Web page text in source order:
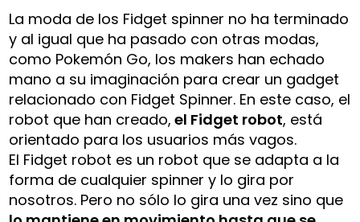
La moda de los Fidget spinner no ha terminado
y al igual que ha pasado con otras modas,
como Pokemón Go, los makers han echado
mano a su imaginación para crear un gadget
relacionado con Fidget Spinner. En este caso, el
robot que han creado, el Fidget robot, está
orientado para los usuarios más vagos.
El Fidget robot es un robot que se adapta a la
forma de cualquier spinner y lo gira por
nosotros. Pero no sólo lo gira una vez sino que